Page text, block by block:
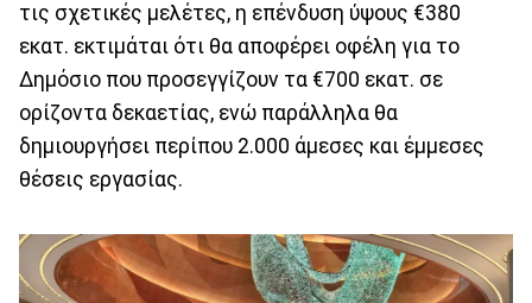
τις σχετικές μελέτες, η επένδυση ύψους €380
εκατ. εκτιμάται ότι θα αποφέρει οφέλη για το
Δημόσιο που προσεγγίζουν τα €700 εκατ. σε
ορίζοντα δεκαετίας, ενώ παράλληλα θα
δημιουργήσει περίπου 2.000 άμεσες και έμμεσες
θέσεις εργασίας.